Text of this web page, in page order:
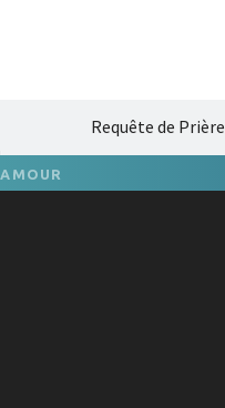
Requête de Prière
AMOUR